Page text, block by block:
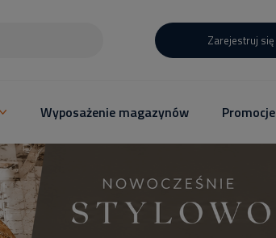
Zarejestruj się
Wyposażenie magazynów Promocje